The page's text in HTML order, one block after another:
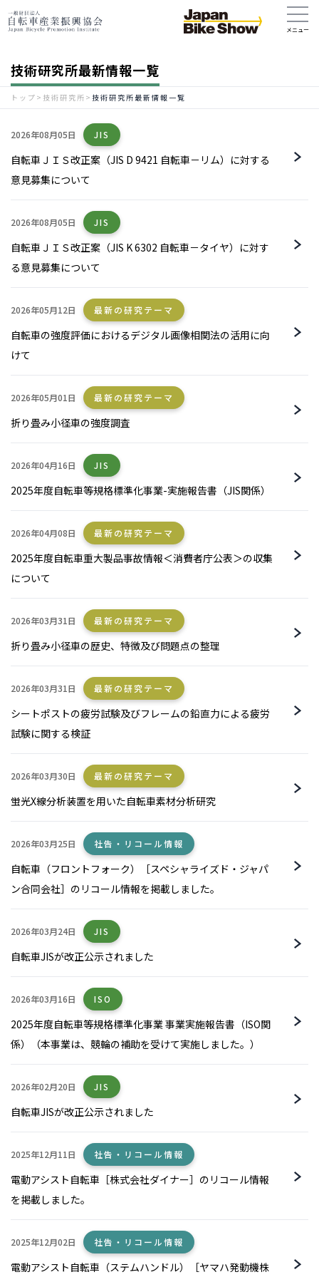
技術研究所最新情報一覧
トップ > 技術研究所 > 技術研究所最新情報一覧
2026年08月05日 JIS
自転車ＪＩＳ改正案（JIS D 9421 自転車－リム）に対する
意見募集について
2026年08月05日 JIS
自転車ＪＩＳ改正案（JIS K 6302 自転車－タイヤ）に対す
る意見募集について
2026年05月12日 最新の研究テーマ
自転車の強度評価におけるデジタル画像相関法の活用に向
けて
2026年05月01日 最新の研究テーマ
折り畳み小径車の強度調査
2026年04月16日 JIS
2025年度自転車等規格標準化事業-実施報告書（JIS関係）
2026年04月08日 最新の研究テーマ
2025年度自転車重大製品事故情報＜消費者庁公表＞の収集
について
2026年03月31日 最新の研究テーマ
折り畳み小径車の歴史、特徴及び問題点の整理
2026年03月31日 最新の研究テーマ
シートポストの疲労試験及びフレームの鉛直力による疲労
試験に関する検証
2026年03月30日 最新の研究テーマ
蛍光X線分析装置を用いた自転車素材分析研究
2026年03月25日 社告・リコール情報
自転車（フロントフォーク）［スペシャライズド・ジャパ
ン合同会社］のリコール情報を掲載しました。
2026年03月24日 JIS
自転車JISが改正公示されました
2026年03月16日 ISO
2025年度自転車等規格標準化事業 事業実施報告書（ISO関
係）（本事業は、競輪の補助を受けて実施しました。）
2026年02月20日 JIS
自転車JISが改正公示されました
2025年12月11日 社告・リコール情報
電動アシスト自転車［株式会社ダイナー］のリコール情報
を掲載しました。
2025年12月02日 社告・リコール情報
電動アシスト自転車（ステムハンドル）［ヤマハ発動機株